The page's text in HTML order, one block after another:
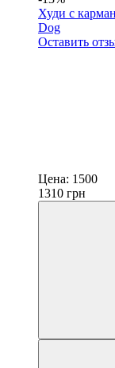
Худи с
Dog
Оставить
Цена: 1500
1310 грн